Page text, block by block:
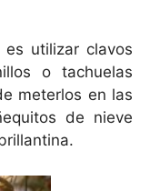
utilizar clavos
o tachuelas
meterlos en las
de nieve